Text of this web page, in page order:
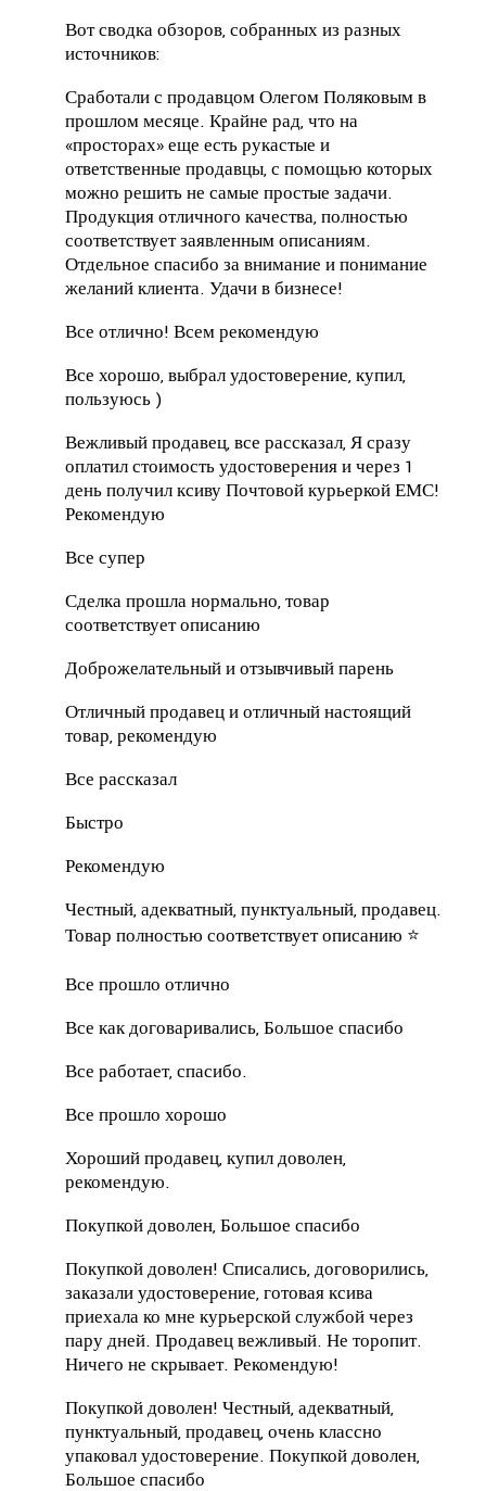
Вот сводка обзоров, собранных из разных
источников:
Сработали с продавцом Олегом Поляковым в
прошлом месяце. Крайне рад, что на
«просторах» еще есть рукастые и
ответственные продавцы, с помощью которых
можно решить не самые простые задачи.
Продукция отличного качества, полностью
соответствует заявленным описаниям.
Отдельное спасибо за внимание и понимание
желаний клиента. Удачи в бизнесе!
Все отлично! Всем рекомендую
Все хорошо, выбрал удостоверение, купил,
пользуюсь )
Вежливый продавец, все рассказал, Я сразу
оплатил стоимость удостоверения и через 1
день получил ксиву Почтовой курьеркой ЕМС!
Рекомендую
Все супер
Сделка прошла нормально, товар
соответствует описанию
Доброжелательный и отзывчивый парень
Отличный продавец и отличный настоящий
товар, рекомендую
Все рассказал
Быстро
Рекомендую
Честный, адекватный, пунктуальный, продавец.
Товар полностью соответствует описанию ⭐
Все прошло отлично
Все как договаривались, Большое спасибо
Все работает, спасибо.
Все прошло хорошо
Хороший продавец, купил доволен,
рекомендую.
Покупкой доволен, Большое спасибо
Покупкой доволен! Списались, договорились,
заказали удостоверение, готовая ксива
приехала ко мне курьерской службой через
пару дней. Продавец вежливый. Не торопит.
Ничего не скрывает. Рекомендую!
Покупкой доволен! Честный, адекватный,
пунктуальный, продавец, очень классно
упаковал удостоверение. Покупкой доволен,
Большое спасибо